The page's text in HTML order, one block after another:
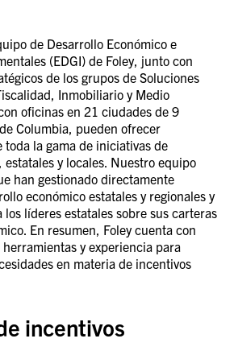
de Desarrollo Económico e
(EDGI) de Foley, junto con
de los grupos de Soluciones
Inmobiliario y Medio
oficinas en 21 ciudades de 9
Columbia, pueden ofrecer
toda la gama de iniciativas de
y locales. Nuestro equipo
han gestionado directamente
económico estatales y regionales y
los líderes estatales sobre sus carteras
En resumen, Foley cuenta con
y experiencia para
en materia de incentivos
incentivos